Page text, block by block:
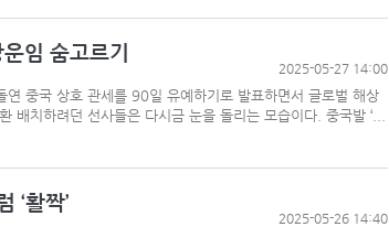
임 숨고르기
2025-05-27 14:00
중국 상호 관세를 90일 유예하기로 발표하면서 글로벌 해상
치하려던 선사들은 다시금 눈을 돌리는 모습이다. 중국발 ‘...
‘활짝’
2025-05-26 14:40